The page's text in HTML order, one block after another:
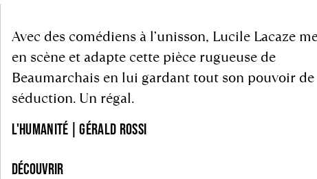
Avec des comédiens à l’unisson, Lucile Lacaze
en scène et adapte cette pièce rugueuse de
Beaumarchais en lui gardant tout son pouvoir de
séduction. Un régal.
L'HUMANITÉ | GÉRALD ROSSI
DÉCOUVRIR